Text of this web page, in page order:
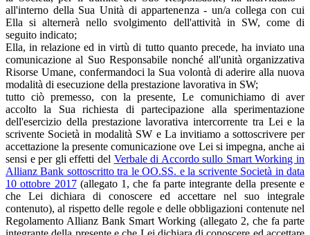
all'interno della Sua Unità di appartenenza - un/a collega con cui
Ella si alternerà nello svolgimento dell'attività in SW, come di
seguito indicato;
Ella, in relazione ed in virtù di tutto quanto precede, ha inviato una
comunicazione al Suo Responsabile nonché all'unità organizzativa
Risorse Umane, confermandoci la Sua volontà di aderire alla nuova
modalità di esecuzione della prestazione lavorativa in SW;
tutto ciò premesso, con la presente, Le comunichiamo di aver
accolto la Sua richiesta di partecipazione alla sperimentazione
dell'esercizio della prestazione lavorativa intercorrente tra Lei e la
scrivente Società in modalità SW e La invitiamo a sottoscrivere per
accettazione la presente comunicazione ove Lei si impegna, anche ai
sensi e per gli effetti del Verbale di Accordo sullo Smart Working in
Allianz Bank sottoscritto tra le OO.SS. e la scrivente Società in data
10 ottobre 2017(allegato 1, che fa parte integrante della presente e
che Lei dichiara di conoscere ed accettare nel suo integrale
contenuto), al rispetto delle regole e delle obbligazioni contenute nel
Regolamento Allianz Bank Smart Working (allegato 2, che fa parte